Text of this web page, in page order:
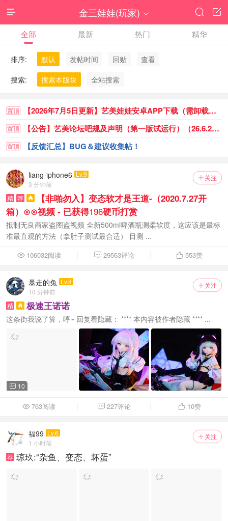
 金三娃娃(玩家)  

全部 最新 热门 精华
排序: 默认 发帖时间 回贴
查看
搜索:
搜索本版块 全站搜索
置顶 【2026年7月5日更新】艺美娃娃安卓APP下载（需卸载重装）
置顶 【公告】艺美论坛吧规及声明（第一版试运行）（26.6.23已更新） - 已获得
置顶 【反馈汇总】BUG＆建议收集帖！
 关注
liang-iphone6 Lv.9
3 分钟前
精 荐 
【非啪勿入】变态软才是王道-（2020.7.27开
箱）⊙⊙视频 - 已获得196硬币打赏
抵制无良商家盗图盗视频 全新500ml啤酒瓶测柔软度，这应该是最标
准最直观的方法（拿肚子测试最合适） 目测 ...
 106032阅读  29563评论  553赞
 关注
暴走的兔 Lv.8
10 分钟前
精
 极速王诺诺
这条街我说了算，哼~ 回复看隐藏： **** 本内容被作者隐藏 **** ...
 10
763阅读  227评论  10赞
 关注
福99 Lv.6
1 小时前
荐 琼玖:“杂鱼、变态、坏蛋”